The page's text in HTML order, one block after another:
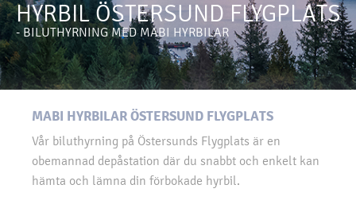
HYRBIL ÖSTERSUND FLYGPLATS
- BILUTHYRNING MED MABI HYRBILAR
MABI HYRBILAR ÖSTERSUND FLYGPLATS
Vår biluthyrning på Östersunds Flygplats är en
obemannad depåstation där du snabbt och enkelt kan
hämta och lämna din förbokade hyrbil.